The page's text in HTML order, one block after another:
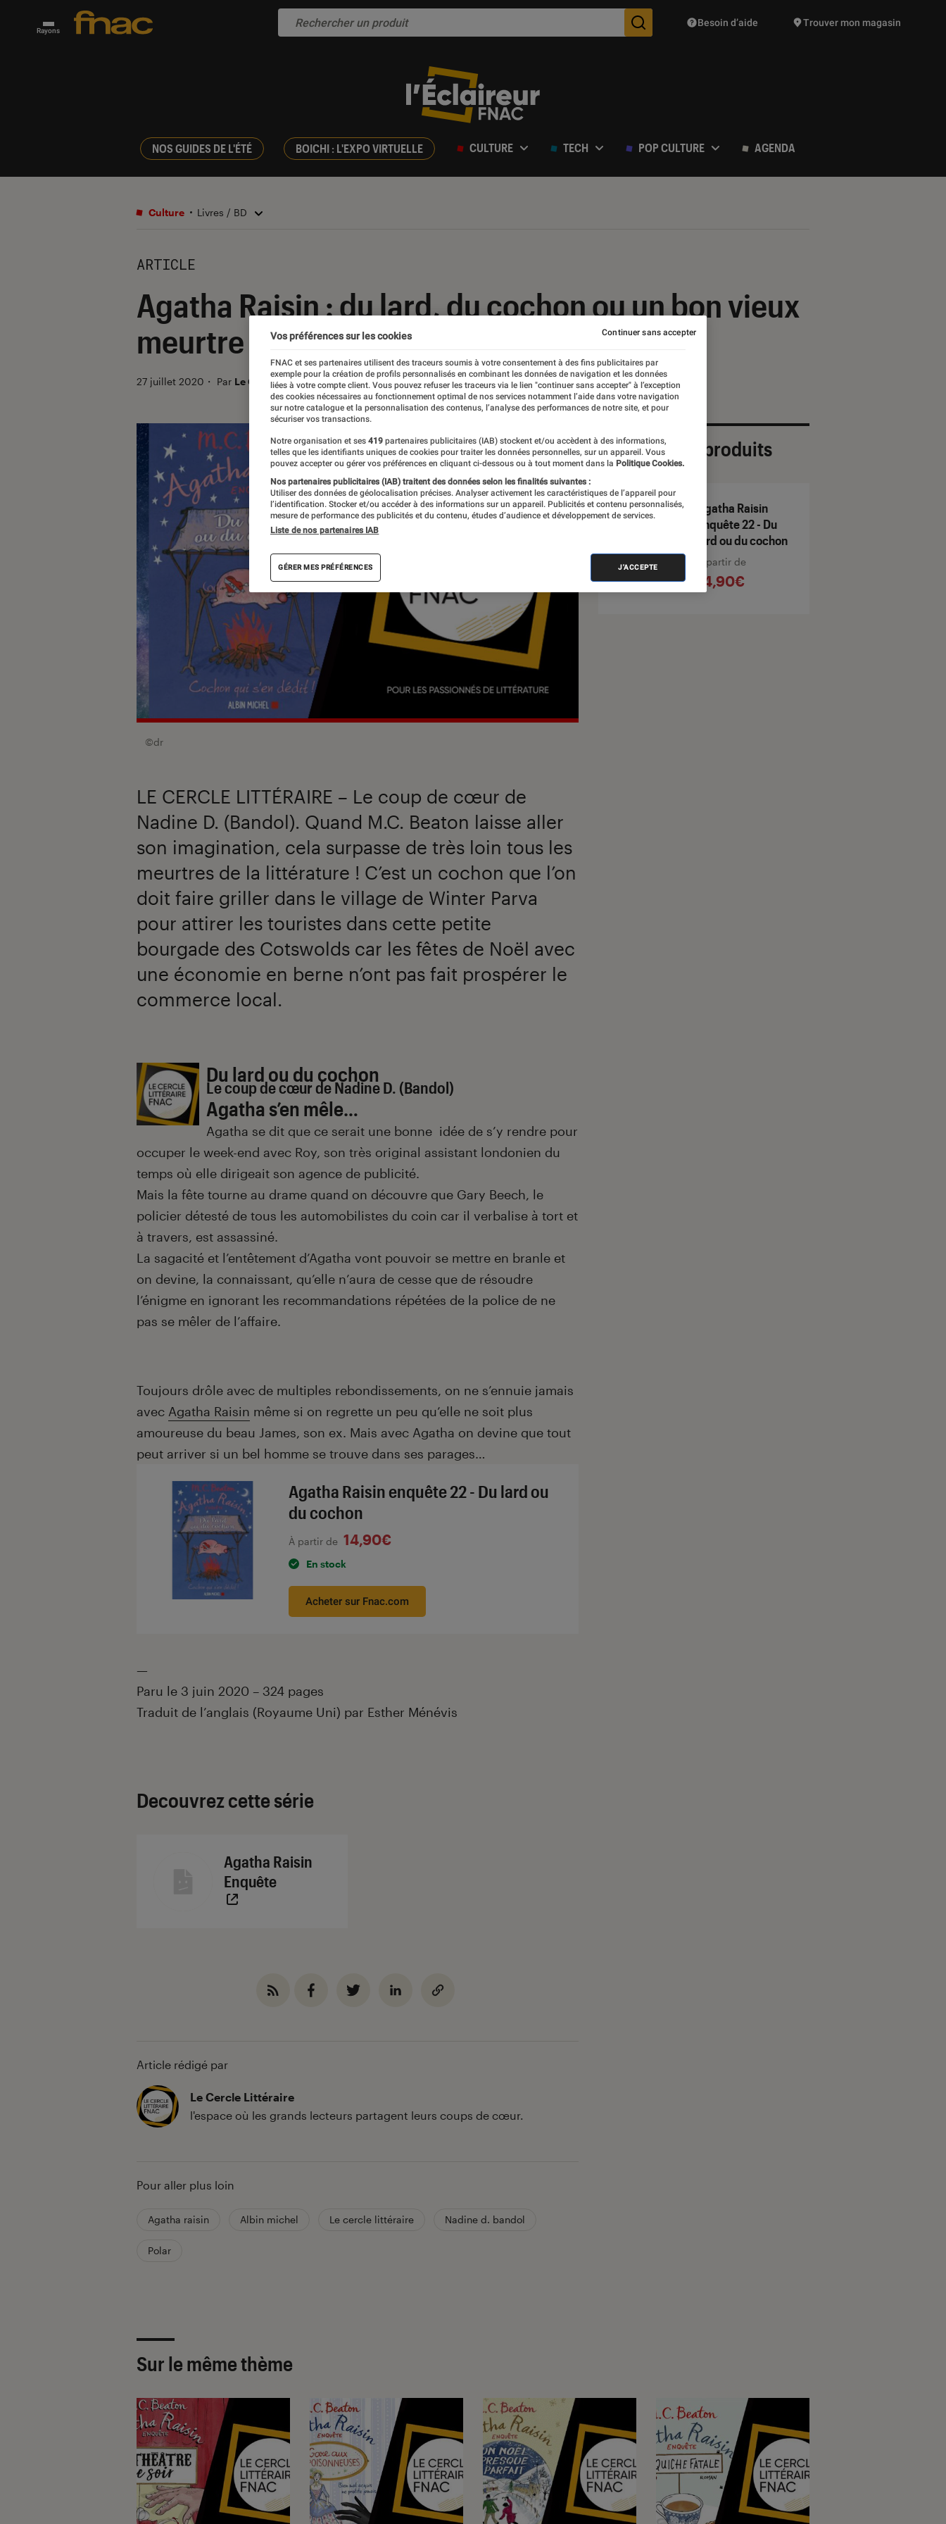
Rayons Des suggestions de produits vont vous être proposées
Besoin d’aide Trouver mon magasin
NOS GUIDES DE L'ÉTÉ BOICHI : L'EXPO VIRTUELLE CULTURE TECH POP CULTURE AGENDA
Culture Livres / BD
ARTICLE
Agatha Raisin : du lard, du cochon ou un bon vieux
meurtre
27 juillet 2020 ・ Par Le Cercle Littéraire
©dr
LE CERCLE LITTÉRAIRE – Le coup de cœur de
Nadine D. (Bandol). Quand M.C. Beaton laisse aller
son imagination, cela surpasse de très loin tous les
meurtres de la littérature ! C’est un cochon que l’on
doit faire griller dans le village de Winter Parva
pour attirer les touristes dans cette petite
bourgade des Cotswolds car les fêtes de Noël avec
une économie en berne n’ont pas fait prospérer le
commerce local.
IntroductionDu lard ou du cochon
Le coup de cœur de Nadine D. (Bandol)
Agatha s’en mêle…
Agatha se dit que ce serait une bonne idée de s’y rendre pour
occuper le week-end avec Roy, son très original assistant londonien du
temps où elle dirigeait son agence de publicité.
Mais la fête tourne au drame quand on découvre que Gary Beech, le
policier détesté de tous les automobilistes du coin car il verbalise à tort et
à travers, est assassiné.
La sagacité et l’entêtement d’Agatha vont pouvoir se mettre en branle et
on devine, la connaissant, qu’elle n’aura de cesse que de résoudre
l’énigme en ignorant les recommandations répétées de la police de ne
pas se mêler de l’affaire.
Toujours drôle avec de multiples rebondissements, on ne s’ennuie jamais
avec Agatha Raisin même si on regrette un peu qu’elle ne soit plus
amoureuse du beau James, son ex. Mais avec Agatha on devine que tout
peut arriver si un bel homme se trouve dans ses parages…
Agatha Raisin enquête 22 - Du lard ou
du cochon
À partir de 14,90€
En stock
Acheter sur Fnac.com
—
Paru le 3 juin 2020 – 324 pages
Traduit de l’anglais (Royaume Uni) par Esther Ménévis
Decouvrez cette série
Agatha Raisin
Enquête
Article rédigé par
Le Cercle Littéraire
l'espace où les grands lecteurs partagent leurs coups de cœur.
Pour aller plus loin
Agatha raisin Albin michel Le cercle littéraire Nadine d. bandol
Polar
Sélection de produits
Agatha Raisin
enquête 22 - Du
lard ou du cochon
À partir de
14,90€
Sur le même thème
Vos préférences sur les cookies
FNAC et ses partenaires utilisent des traceurs soumis à votre consentement à des fins publicitaires par
exemple pour la création de profils personnalisés en combinant les données de navigation et les données
liées à votre compte client. Vous pouvez refuser les traceurs via le lien "continuer sans accepter" à l’exception
des cookies nécessaires au fonctionnement optimal de nos services notamment l’aide dans votre navigation
sur notre catalogue et la personnalisation des contenus, l’analyse des performances de notre site, et pour
sécuriser vos transactions.
Notre organisation et ses 419 partenaires publicitaires (IAB) stockent et/ou accèdent à des informations,
telles que les identifiants uniques de cookies pour traiter les données personnelles, sur un appareil. Vous
pouvez accepter ou gérer vos préférences en cliquant ci-dessous ou à tout moment dans la Politique Cookies.
Nos partenaires publicitaires (IAB) traitent des données selon les finalités suivantes :
Utiliser des données de géolocalisation précises. Analyser activement les caractéristiques de l’appareil pour
l’identification. Stocker et/ou accéder à des informations sur un appareil. Publicités et contenu personnalisés,
mesure de performance des publicités et du contenu, études d’audience et développement de services.
Liste de nos partenaires IAB
GÉRER MES PRÉFÉRENCES J'ACCEPTE
Continuer sans accepter